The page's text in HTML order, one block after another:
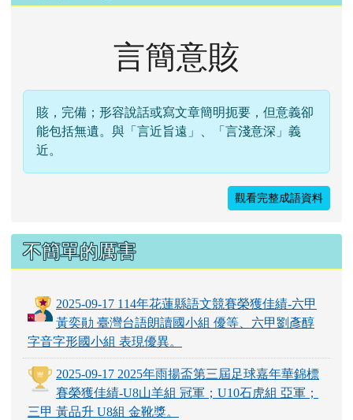
言簡意賅
賅，完備；形容說話或寫文章簡明扼要，但意義卻
能包括無遺。與「言近旨遠」、「言淺意深」義
近。
觀看完整成語資料
不簡單的厲害
2025-09-17 114年花蓮縣語文競賽榮獲佳績-六甲
黃奕勛 臺灣台語朗讀國小組 優等、六甲劉彥醇
字音字形國小組 表現優異。
2025-09-17 2025年雨揚盃第三屆足球嘉年華錦標
賽榮獲佳績-U8山羊組 冠軍；U10石虎組 亞軍；
三甲 黃品升 U8組 金靴獎。